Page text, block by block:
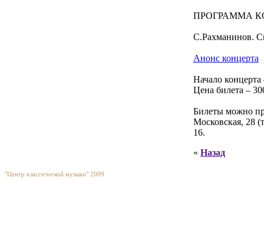
ПРОГРАММА
С.Рахманинов.
Анонс концерта
Начало концерта
Цена билета –
Билеты можно
Московская, 28
16.
« Назад
"Центр классической музыки" 2009